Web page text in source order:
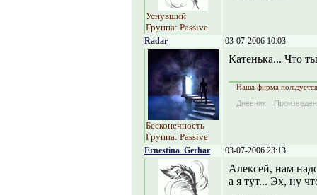
Уснувший
Группа: Passive
Radar 03-07-2006 10:03
Бесконечность
Группа: Passive
Катенька... Что
Наша фирма
Дневник
Ernestina_Gerhar 03-07-2006 23:13
Алексей, нам
а я тут... Эх, ну